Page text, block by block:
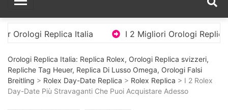
Italia I 2 Migliori Orologi Replica Di Lusso
Orologi Replica Italia: Replica Rolex, Orologi Replica svizzeri,
Repliche Tag Heuer, Replica Di Lusso Omega, Orologi Falsi
Breitling > Rolex Day-Date Replica > Rolex Replica > I 2 Rolex
Day-Date Più Stravaganti Che Puoi Acquistare Adesso